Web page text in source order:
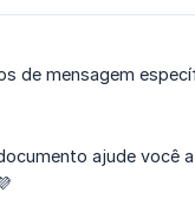
de mensagem
ajude você